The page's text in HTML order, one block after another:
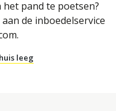
het pand te poetsen?
de inboedelservice
leeg